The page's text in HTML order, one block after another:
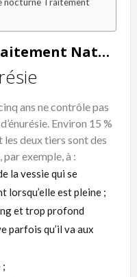
nocturne Traitement
Énurésie nocturne Traitement Naturel
ans ne contrôle pas
énurésie. Environ 15 %
deux tiers sont des
exemple, à :
la vessie qui se
est pleine ;
et trop profond
parfois qu’il va aux
;